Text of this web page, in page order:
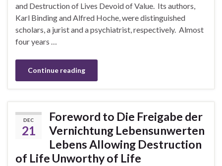
and Destruction of Lives Devoid of Value. Its authors,
Karl Binding and Alfred Hoche, were distinguished
scholars, a jurist and a psychiatrist, respectively. Almost
four years …
Continue reading
DEC
21
Foreword to Die Freigabe der
Vernichtung Lebensunwerten
Lebens Allowing Destruction
of Life Unworthy of Life